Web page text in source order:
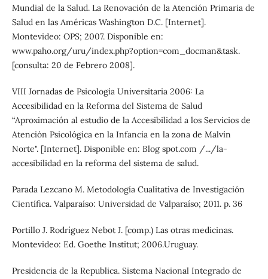
Mundial de la Salud. La Renovación de la Atención Primaria de
Salud en las Américas Washington D.C. [Internet].
Montevideo: OPS; 2007. Disponible en:
www.paho.org/uru/index.php?option=com_docman&task.
[consulta: 20 de Febrero 2008].
VIII Jornadas de Psicología Universitaria 2006: La
Accesibilidad en la Reforma del Sistema de Salud
“Aproximación al estudio de la Accesibilidad a los Servicios de
Atención Psicológica en la Infancia en la zona de Malvín
Norte". [Internet]. Disponible en: Blog spot.com /.../la-
accesibilidad en la reforma del sistema de salud.
Parada Lezcano M. Metodología Cualitativa de Investigación
Científica. Valparaíso: Universidad de Valparaíso; 2011. p. 36
Portillo J. Rodríguez Nebot J. [comp.) Las otras medicinas.
Montevideo: Ed. Goethe Institut; 2006.Uruguay.
Presidencia de la Republica. Sistema Nacional Integrado de